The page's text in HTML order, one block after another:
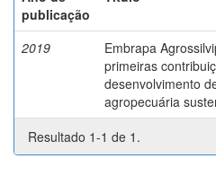
publicação
2019
Embrapa
primeiras
desenvolvimento
agropecuária
Resultado 1-1 de 1.